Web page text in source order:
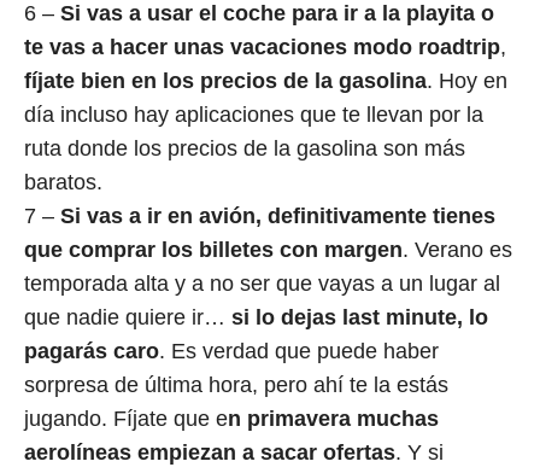
6 – Si vas a usar el coche para ir a la playita o
te vas a hacer unas vacaciones modo roadtrip,
fíjate bien en los precios de la gasolina. Hoy en
día incluso hay aplicaciones que te llevan por la
ruta donde los precios de la gasolina son más
baratos.
7 – Si vas a ir en avión, definitivamente tienes
que comprar los billetes con margen. Verano es
temporada alta y a no ser que vayas a un lugar al
que nadie quiere ir… si lo dejas last minute, lo
pagarás caro. Es verdad que puede haber
sorpresa de última hora, pero ahí te la estás
jugando. Fíjate que en primavera muchas
aerolíneas empiezan a sacar ofertas. Y si